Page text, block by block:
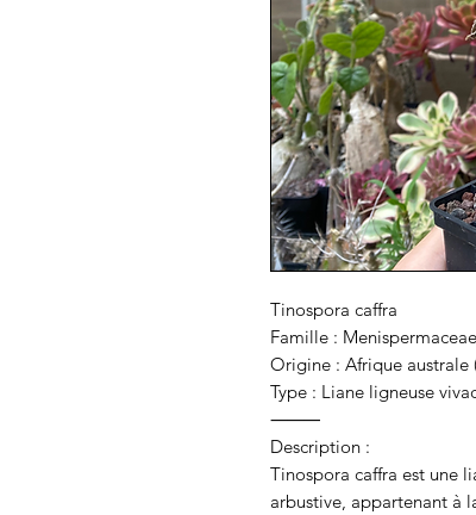
Tinospora caffra
Famille : Menispermaceae
Origine : Afrique
Type : Liane ligneuse
⸻
Description :
Tinospora caffra est une
arbustive, appartenant à